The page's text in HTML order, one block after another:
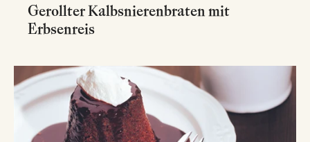
Gerollter Kalbsnierenbraten mit
Erbsenreis